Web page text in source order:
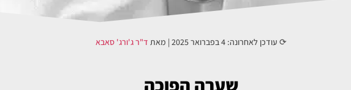
⟳ עודכן לאחרונה:4 בפברואר 2025 | מאת ד"ר ג'ורג' סאבא
שערה הפוכה